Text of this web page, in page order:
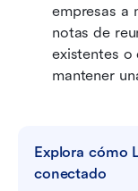
empresas a
notas de
existentes o
mantener
Explora cómo
conectado